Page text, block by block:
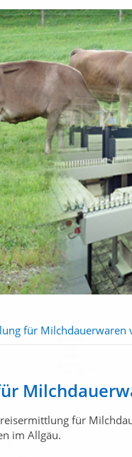
für Milchdauerwaren
für
im Allgäu.